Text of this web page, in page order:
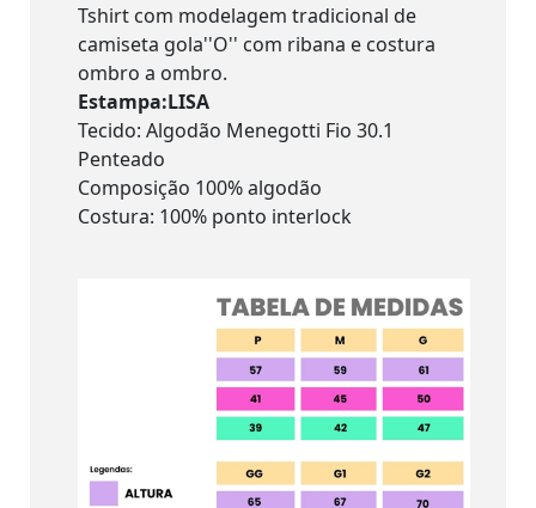
Tshirt com modelagem tradicional de
camiseta gola''O'' com ribana e costura
ombro a ombro.
Estampa:LISA
Tecido: Algodão Menegotti Fio 30.1
Penteado
Composição 100% algodão
Costura: 100% ponto interlock